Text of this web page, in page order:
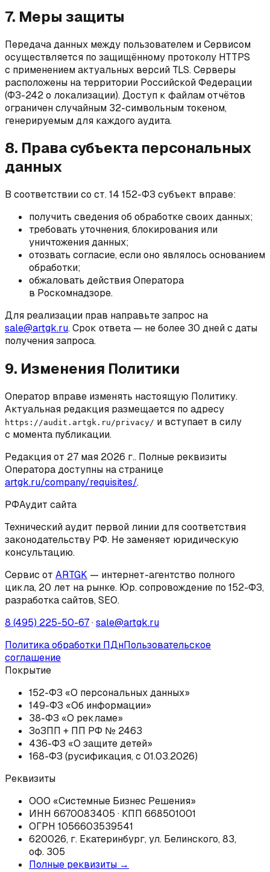
7. Меры защиты
Передача данных между пользователем и Сервисом
осуществляется по защищённому протоколу HTTPS
с применением актуальных версий TLS. Серверы
расположены на территории Российской Федерации
(ФЗ-242 о локализации). Доступ к файлам отчётов
ограничен случайным 32-символьным токеном,
генерируемым для каждого аудита.
8. Права субъекта персональных
данных
В соответствии со ст. 14 152-ФЗ субъект вправе:
получить сведения об обработке своих данных;
требовать уточнения, блокирования или
уничтожения данных;
отозвать согласие, если оно являлось основанием
обработки;
обжаловать действия Оператора
в Роскомнадзоре.
Для реализации прав направьте запрос на
sale@artgk.ru. Срок ответа — не более 30 дней с даты
получения запроса.
9. Изменения Политики
Оператор вправе изменять настоящую Политику.
Актуальная редакция размещается по адресу
https://audit.artgk.ru/privacy/ и вступает в силу
с момента публикации.
Редакция от 27 мая 2026 г.. Полные реквизиты
Оператора доступны на странице
artgk.ru/company/requisites/.
РФАудит сайта
Технический аудит первой линии для соответствия
законодательству РФ. Не заменяет юридическую
консультацию.
Сервис от ARTGK — интернет-агентство полного
цикла, 20 лет на рынке. Юр. сопровождение по 152-ФЗ,
разработка сайтов, SEO.
8 (495) 225-50-67·sale@artgk.ru
Политика обработки ПДнПользовательское
соглашение
Покрытие
152-ФЗ «О персональных данных»
149-ФЗ «Об информации»
38-ФЗ «О рекламе»
ЗоЗПП + ПП РФ № 2463
436-ФЗ «О защите детей»
168-ФЗ (русификация, с 01.03.2026)
Реквизиты
ООО «Системные Бизнес Решения»
ИНН 6670083405 · КПП 668501001
ОГРН 1056603539541
620026, г. Екатеринбург, ул. Белинского, 83,
оф. 305
Полные реквизиты →